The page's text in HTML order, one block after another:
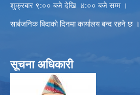
शुक्रबार ९:०० बजे देखि ४:०० बजे सम्म ।
सार्बजनिक बिदाको दिनमा कार्यालय बन्द रहने छ ।
सूचना अधिकारी